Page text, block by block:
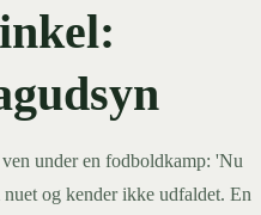
under en fodboldkamp: 'Nu
og kender ikke udfaldet. En